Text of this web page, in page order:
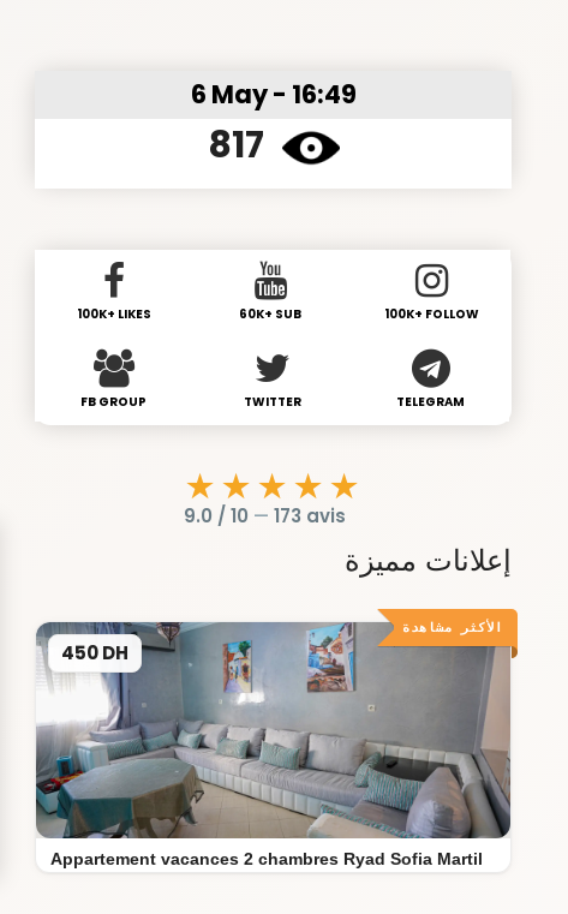
6 May - 16:49
817
100K+ LIKES 60K+ SUB 100K+ FOLLOW
FB GROUP TWITTER TELEGRAM
★★★★★
9.0 / 10 — 173 avis
إعلانات مميزة
الأكثر مشاهدة
450 DH
Appartement vacances 2 chambres Ryad Sofia Martil